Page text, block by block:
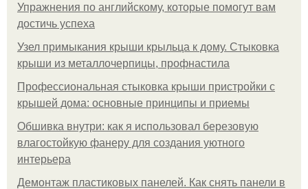
Упражнения по английскому, которые помогут вам
достичь успеха
Узел примыкания крыши крыльца к дому. Стыковка
крыши из металлочерпицы, профнастила
Профессиональная стыковка крыши пристройки с
крышей дома: основные принципы и приемы
Обшивка внутри: как я использовал березовую
влагостойкую фанеру для создания уютного
интерьера
Демонтаж пластиковых панелей. Как снять панели в